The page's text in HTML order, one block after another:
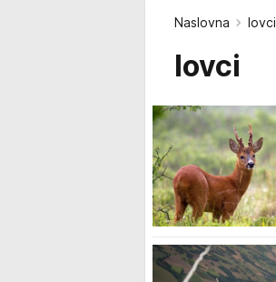
Naslovna lovci
lovci